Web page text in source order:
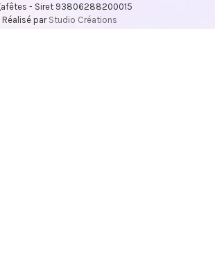
- Siret 93806288200015
Réalisé par Studio Créations